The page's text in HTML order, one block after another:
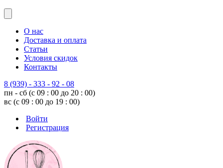
О нас
Доставка и оплата
Статьи
Условия скидок
Контакты
8 (939) - 333 - 92 - 08
пн - сб (с 09 : 00 до 20 : 00)
вс (с 09 : 00 до 19 : 00)
Войти
Регистрация